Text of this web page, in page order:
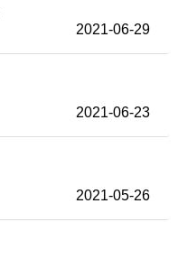
2021-06-29
2021-06-23
2021-05-26